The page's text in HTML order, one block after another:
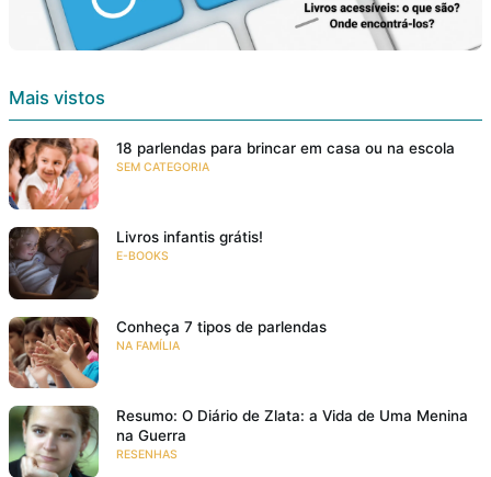
Mais vistos
18 parlendas para brincar em casa ou na escola
SEM CATEGORIA
Livros infantis grátis!
E-BOOKS
Conheça 7 tipos de parlendas
NA FAMÍLIA
Resumo: O Diário de Zlata: a Vida de Uma Menina
na Guerra
RESENHAS